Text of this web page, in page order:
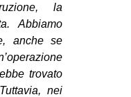
la
Abbiamo
anche se
trovato
nei